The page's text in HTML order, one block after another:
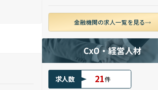
金融機関の求人一覧を見る
CxO・経営人材
求人数 21件